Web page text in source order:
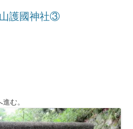
護國神社③
む。